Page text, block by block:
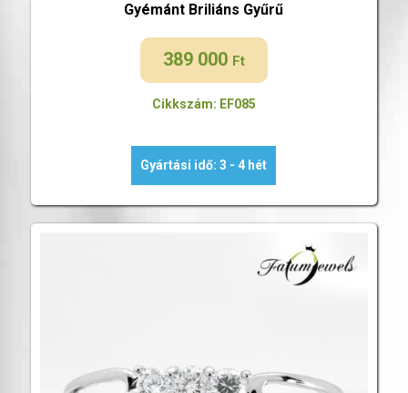
Gyémánt Briliáns Gyűrű
389 000 Ft
Cikkszám: EF085
Gyártási idő: 3 - 4 hét